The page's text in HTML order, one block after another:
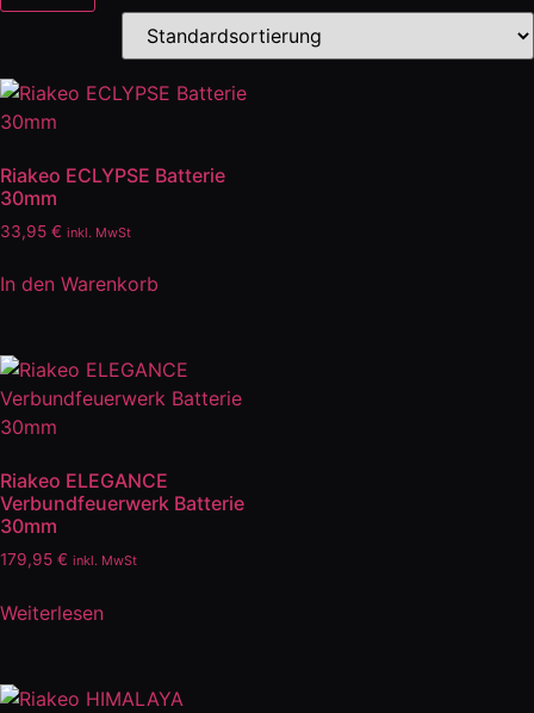
Riakeo ECLYPSE Batterie
30mm
33,95 € inkl. MwSt
In den Warenkorb
Riakeo ELEGANCE
Verbundfeuerwerk Batterie
30mm
179,95 € inkl. MwSt
Weiterlesen